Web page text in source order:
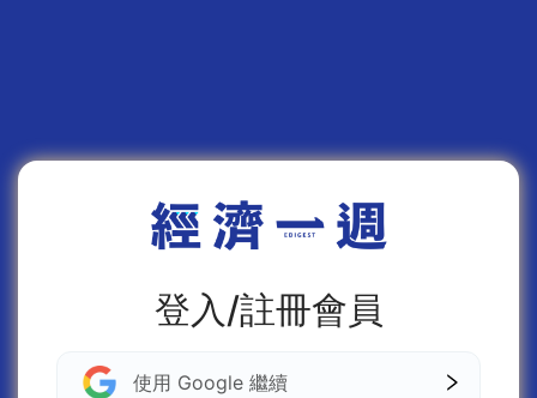
登入/註冊會員
使用 Google 繼續